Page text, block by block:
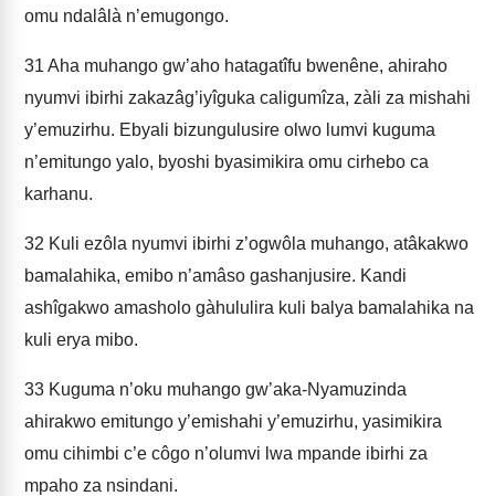
omu ndalâlà n’emugongo.
31 Aha muhango gw’aho hatagatîfu bwenêne, ahiraho
nyumvi ibirhi zakazâg’iyîguka caligumîza, zàli za mishahi
y’emuzirhu. Ebyali bizungulusire olwo lumvi kuguma
n’emitungo yalo, byoshi byasimikira omu cirhebo ca
karhanu.
32 Kuli ezôla nyumvi ibirhi z’ogwôla muhango, atâkakwo
bamalahika, emibo n’amâso gashanjusire. Kandi
ashîgakwo amasholo gàhululira kuli balya bamalahika na
kuli erya mibo.
33 Kuguma n’oku muhango gw’aka-Nyamuzinda
ahirakwo emitungo y’emishahi y’emuzirhu, yasimikira
omu cihimbi c’e côgo n’olumvi lwa mpande ibirhi za
mpaho za nsindani.